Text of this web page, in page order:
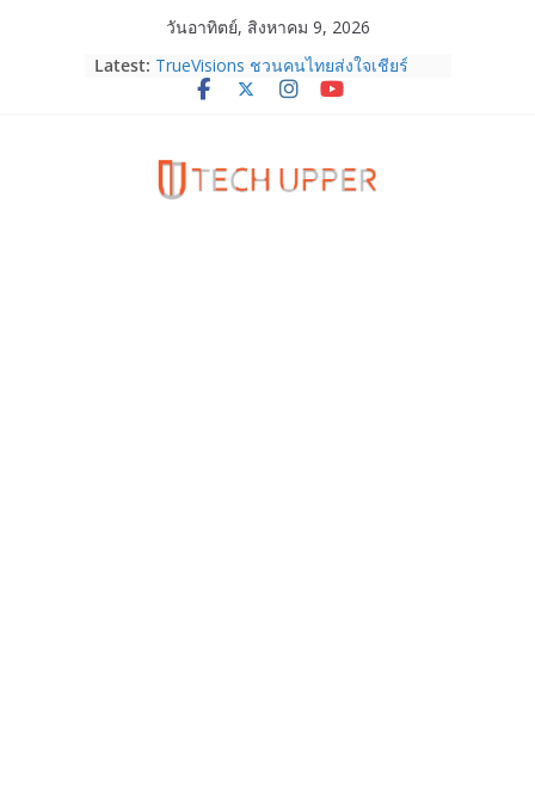
วันอาทิตย์, สิงหาคม 9, 2026
Latest:
HUAWEI Pura 90s Series 5G+ ซื้อกับ
True 5G ลดสูงสุด 19,400 บาท พร้อม
สิทธิพิเศษครบครันทั้งความบันเทิง และ
“เนเน่ รอยัล” บนเวทีโลก ร่วมลุ้นทุก
โมเมนต์สำคัญใน AMERICA’S GOT